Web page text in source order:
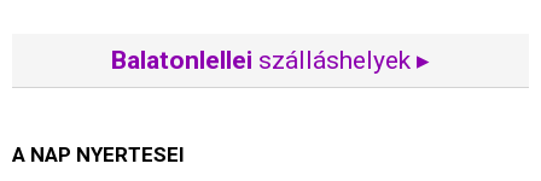
Balatonlellei szálláshelyek ▸
A NAP NYERTESEI